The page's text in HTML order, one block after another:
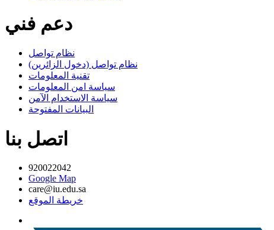
دعم فني
نظام تواصل
نظام تواصل (دخول الزائرين)
تقنية المعلومات
سياسة امن المعلومات
سياسة الاستخدام الآمن
البيانات المفتوحة
اتصل بنا
920022042
Google Map
care@iu.edu.sa
خريطة الموقع